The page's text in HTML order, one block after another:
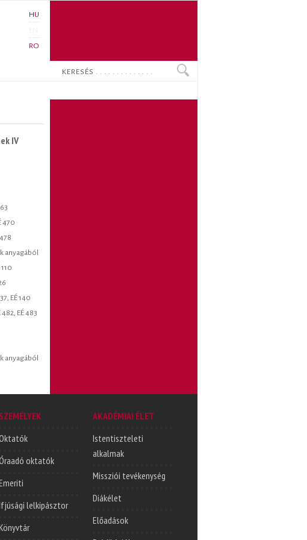
HU
RO
Keresés
IV
470
anyagából
110
EÉ 140
482, EÉ 483
anyagából
SZEMÉLYEK
oktatók
lelkipásztor
AKADÉMIAI ÉLET
Istentiszteleti
alkalmak
Missziói tevékenység
Diákélet
Előadások